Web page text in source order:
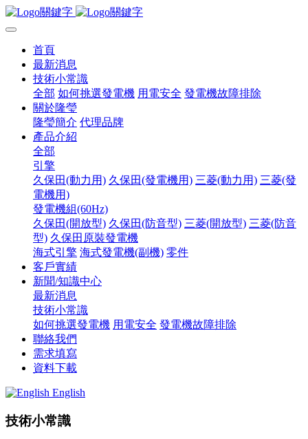
首頁
最新消息
技術小常識
全部 如何挑選發電機 用電安全 發電機故障排除
關於隆瑩
隆瑩簡介 代理品牌
產品介紹
全部
引擎
久保田(動力用) 久保田(發電機用) 三菱(動力用) 三菱(發
電機用)
發電機組(60Hz)
久保田(開放型) 久保田(防音型) 三菱(開放型) 三菱(防音
型) 久保田原裝發電機
海式引擎 海式發電機(副機) 零件
客戶實績
新聞/知識中心
最新消息
技術小常識
如何挑選發電機 用電安全 發電機故障排除
聯絡我們
需求填寫
資料下載
English
技術小常識